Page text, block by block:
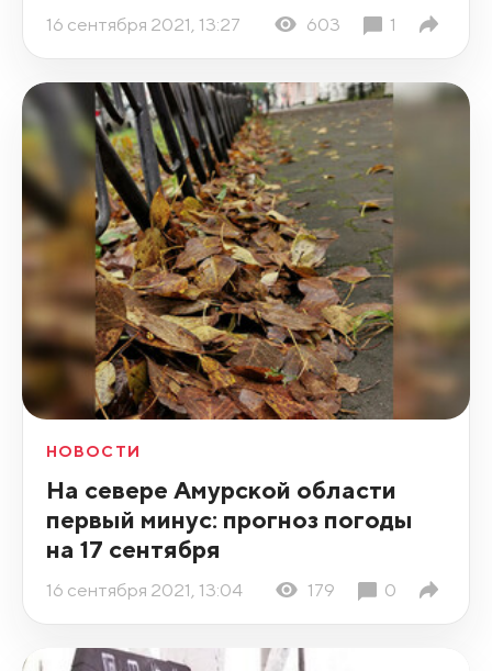
16 сентября 2021, 13:27 603 1
НОВОСТИ
На севере Амурской области
первый минус: прогноз погоды
на 17 сентября
16 сентября 2021, 13:04 179 0